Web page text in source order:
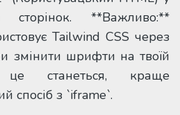
сторінок. **Важливо:**
Tailwind CSS через
змінити шрифти на твоїй
станеться, краще
спосіб з `iframe`.